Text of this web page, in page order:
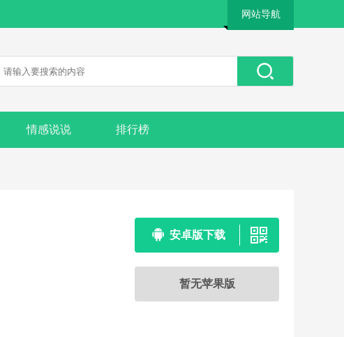
网站导航
情感说说 排行榜
安卓版下载
暂无苹果版